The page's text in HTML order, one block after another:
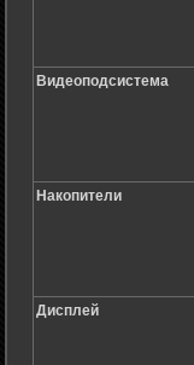
Видеоподсистема
Накопители
Дисплей